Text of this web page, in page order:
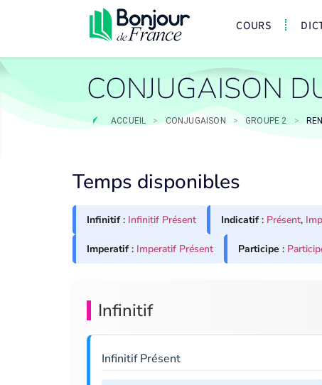
COURS
CONJUGAISON
ACCUEIL > CONJUGAISON > GROUPE 2 >
Temps disponibles
Infinitif: Infinitif Présent Indicatif: Présent,
Imperatif: Imperatif Présent Participe :
Infinitif
Infinitif Présent